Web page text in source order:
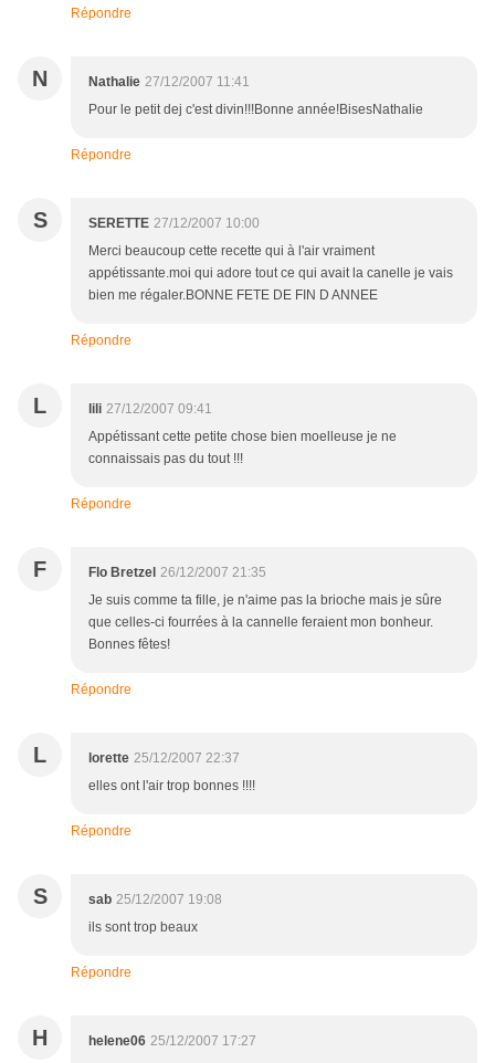
Répondre
N Nathalie 27/12/2007 11:41
Pour le petit dej c'est divin!!!Bonne année!BisesNathalie
Répondre
S SERETTE 27/12/2007 10:00
Merci beaucoup cette recette qui à l'air vraiment
appétissante.moi qui adore tout ce qui avait la canelle je vais
bien me régaler.BONNE FETE DE FIN D ANNEE
Répondre
L lili 27/12/2007 09:41
Appétissant cette petite chose bien moelleuse je ne
connaissais pas du tout !!!
Répondre
F Flo Bretzel 26/12/2007 21:35
Je suis comme ta fille, je n'aime pas la brioche mais je sûre
que celles-ci fourrées à la cannelle feraient mon bonheur.
Bonnes fêtes!
Répondre
L lorette 25/12/2007 22:37
elles ont l'air trop bonnes !!!!
Répondre
S sab 25/12/2007 19:08
ils sont trop beaux
Répondre
H helene06 25/12/2007 17:27